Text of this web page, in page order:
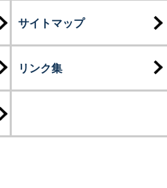
サイトマップ
リンク集